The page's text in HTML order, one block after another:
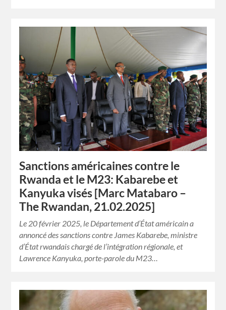
Sanctions américaines contre le
Rwanda et le M23: Kabarebe et
Kanyuka visés [Marc Matabaro –
The Rwandan, 21.02.2025]
Le 20 février 2025, le Département d’État américain a
annoncé des sanctions contre James Kabarebe, ministre
d’État rwandais chargé de l’intégration régionale, et
Lawrence Kanyuka, porte-parole du M23…